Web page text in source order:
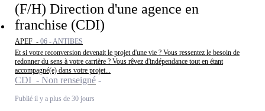
(F/H) Direction d'une agence en
franchise (CDI)
APEF - 06 - ANTIBES
Et si votre reconversion devenait le projet d'une vie ? Vous ressentez le besoin de
redonner du sens à votre carrière ? Vous rêvez d'indépendance tout en étant
accompagné(e) dans votre projet...
CDI - Non renseigné
Publié il y a plus de 30 jours